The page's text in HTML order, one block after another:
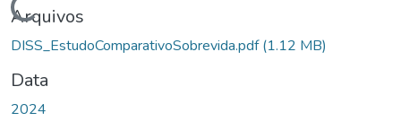
Arquivos
DISS_EstudoComparativoSobrevida.pdf(1.12 MB)
Data
2024